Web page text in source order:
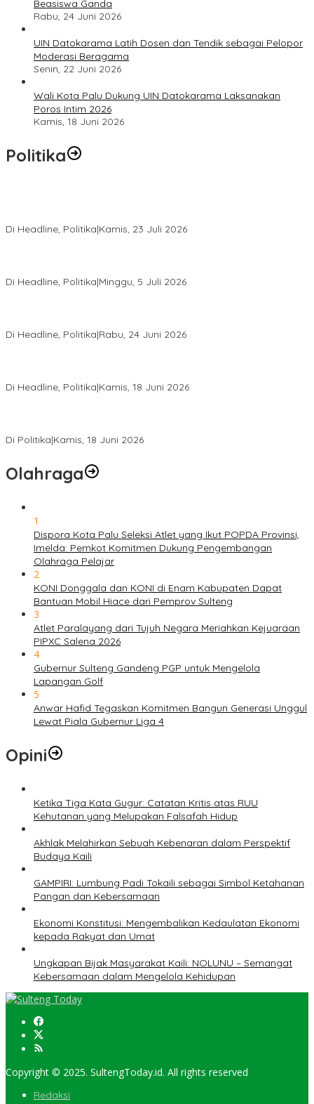
Beasiswa Ganda
Rabu, 24 Juni 2026
UIN Datokarama Latih Dosen dan Tendik sebagai Pelopor
Moderasi Beragama
Senin, 22 Juni 2026
Wali Kota Palu Dukung UIN Datokarama Laksanakan
Poros Intim 2026
Kamis, 18 Juni 2026
Politika
Di Headline, Politika|Kamis, 23 Juli 2026
Di Headline, Politika|Minggu, 5 Juli 2026
Di Headline, Politika|Rabu, 24 Juni 2026
Di Headline, Politika|Kamis, 18 Juni 2026
Di Politika|Kamis, 18 Juni 2026
Olahraga
1
Dispora Kota Palu Seleksi Atlet yang Ikut POPDA Provinsi,
Imelda: Pemkot Komitmen Dukung Pengembangan
Olahraga Pelajar
2
KONI Donggala dan KONI di Enam Kabupaten Dapat
Bantuan Mobil Hiace dari Pemprov Sulteng
3
Atlet Paralayang dari Tujuh Negara Meriahkan Kejuaraan
PIPXC Salena 2026
4
Gubernur Sulteng Gandeng PGP untuk Mengelola
Lapangan Golf
5
Anwar Hafid Tegaskan Komitmen Bangun Generasi Unggul
Lewat Piala Gubernur Liga 4
Opini
Ketika Tiga Kata Gugur: Catatan Kritis atas RUU
Kehutanan yang Melupakan Falsafah Hidup
Akhlak Melahirkan Sebuah Kebenaran dalam Perspektif
Budaya Kaili
GAMPIRI: Lumbung Padi Tokaili sebagai Simbol Ketahanan
Pangan dan Kebersamaan
Ekonomi Konstitusi: Mengembalikan Kedaulatan Ekonomi
kepada Rakyat dan Umat
Ungkapan Bijak Masyarakat Kaili: NOLUNU – Semangat
Kebersamaan dalam Mengelola Kehidupan
Copyright © 2025. SultengToday.id. All rights reserved
Redaksi